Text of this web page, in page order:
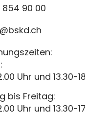
90 00
Uhr und 13.30-
bis Freitag:
Uhr und 13.30-